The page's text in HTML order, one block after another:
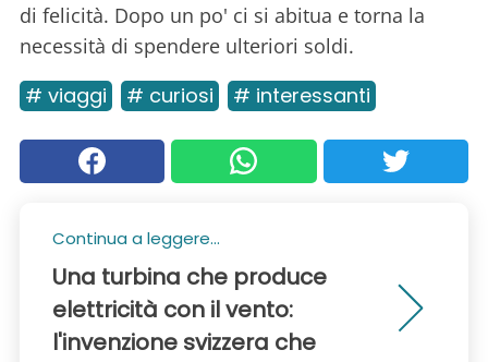
di felicità. Dopo un po' ci si abitua e torna la
necessità di spendere ulteriori soldi.
# viaggi # curiosi # interessanti
Continua a leggere...
Una turbina che produce
elettricità con il vento:
l'invenzione svizzera che